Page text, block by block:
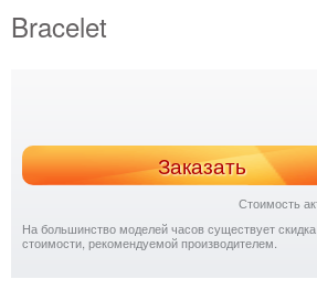
Bracelet
Заказать
Стоимость
На большинство моделей часов существует
стоимости, рекомендуемой производителем.